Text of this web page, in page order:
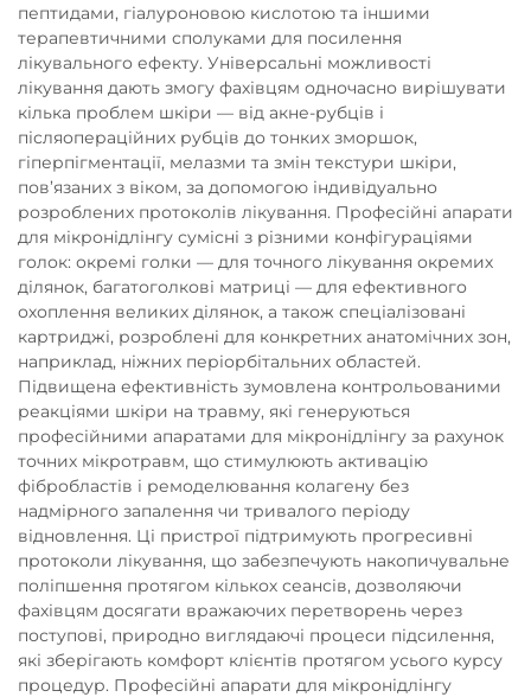
пептидами, гіалуроновою кислотою та іншими
терапевтичними сполуками для посилення
лікувального ефекту. Універсальні можливості
лікування дають змогу фахівцям одночасно вирішувати
кілька проблем шкіри — від акне-рубців і
післяопераційних рубців до тонких зморшок,
гіперпігментації, мелазми та змін текстури шкіри,
пов’язаних з віком, за допомогою індивідуально
розроблених протоколів лікування. Професійні апарати
для мікронідлінгу сумісні з різними конфігураціями
голок: окремі голки — для точного лікування окремих
ділянок, багатоголкові матриці — для ефективного
охоплення великих ділянок, а також спеціалізовані
картриджі, розроблені для конкретних анатомічних зон,
наприклад, ніжних періорбітальних областей.
Підвищена ефективність зумовлена контрольованими
реакціями шкіри на травму, які генеруються
професійними апаратами для мікронідлінгу за рахунок
точних мікротравм, що стимулюють активацію
фібробластів і ремоделювання колагену без
надмірного запалення чи тривалого періоду
відновлення. Ці пристрої підтримують прогресивні
протоколи лікування, що забезпечують накопичувальне
поліпшення протягом кількох сеансів, дозволяючи
фахівцям досягати вражаючих перетворень через
поступові, природно виглядаючі процеси підсилення,
які зберігають комфорт клієнтів протягом усього курсу
процедур. Професійні апарати для мікронідлінгу